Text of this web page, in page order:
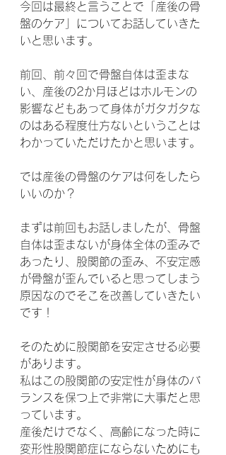
今回は最終と言うことで「産後の骨
盤のケア」についてお話していきた
いと思います。
前回、前々回で骨盤自体は歪まな
い、産後の2か月ほどはホルモンの
影響などもあって身体がガタガタな
のはある程度仕方ないということは
わかっていただけたかと思います。
では産後の骨盤のケアは何をしたら
いいのか？
まずは前回もお話しましたが、骨盤
自体は歪まないが身体全体の歪みで
あったり、股関節の歪み、不安定感
が骨盤が歪んでいると思ってしまう
原因なのでそこを改善していきたい
です！
そのために股関節を安定させる必要
があります。
私はこの股関節の安定性が身体のバ
ランスを保つ上で非常に大事だと思
っています。
産後だけでなく、高齢になった時に
変形性股関節症にならないためにも